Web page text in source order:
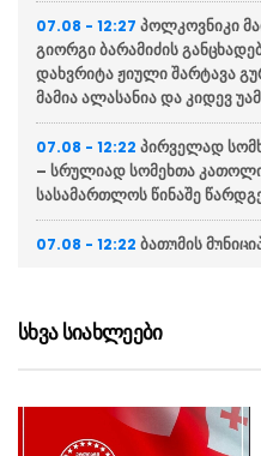
07.08 - 12:27 პოლკოვნიკი
გიორგი ბარამიძის
დახვრიტა ჟიული შარტავა
მამია ალასანია და კიდევ
07.08 - 12:22 პირველად
– სრულიად სომეხთა
სასამართლოს წინაშე
07.08 - 12:22 ბათუმის
07.08 - 12:20ვეტერანი
07.08 - 11:29 კობა
სხვა სიახლეები